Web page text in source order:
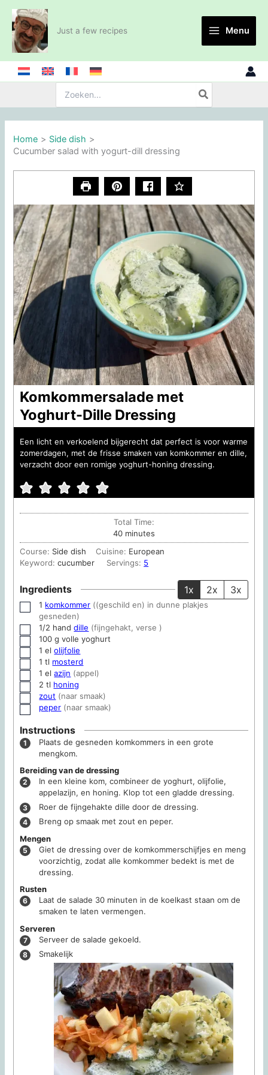
Skip
content
Just a few recipes Menu
for:
Home
Side dish
Cucumber salad with yogurt-dill dressing
Komkommersalade met
Yoghurt-Dille Dressing
Een licht en verkoelend bijgerecht dat perfect is voor warme
zomerdagen, met de frisse smaken van komkommer en dille,
verzacht door een romige yoghurt-honing dressing.
Total Time:
40minutes
minutes
Course: Side dish Cuisine: European
Keyword:cucumber Servings: 5
Ingredients 1x 2x 3x
▢
1 komkommer ((geschild en) in dunne plakjes
gesneden)
▢
1/2 hand dille (fijngehakt, verse )
▢
100 g volle yoghurt
▢
1 el olijfolie
▢
1 tl mosterd
▢
1 el azijn (appel)
▢
2 tl honing
▢
zout (naar smaak)
▢
peper (naar smaak)
Instructions
Plaats de gesneden komkommers in een grote
mengkom.
Bereiding van de dressing
In een kleine kom, combineer de yoghurt, olijfolie,
appelazijn, en honing. Klop tot een gladde dressing.
Roer de fijngehakte dille door de dressing.
Breng op smaak met zout en peper.
Mengen
Giet de dressing over de komkommerschijfjes en meng
voorzichtig, zodat alle komkommer bedekt is met de
dressing.
Rusten
Laat de salade 30 minuten in de koelkast staan om de
smaken te laten vermengen.
Serveren
Serveer de salade gekoeld.
Smakelijk